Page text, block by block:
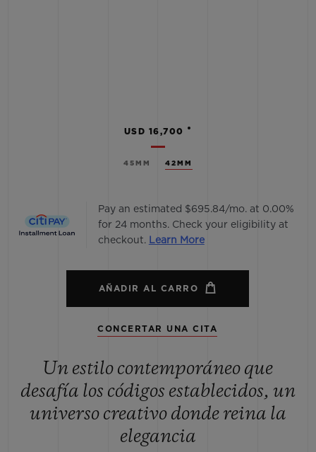
45MM 42MM
USD 16,700 •
Pay an estimated $695.84/mo. at 0.00%
for 24 months. Check your eligibility at
checkout. Learn More
AÑADIR AL CARRO
CONCERTAR UNA CITA
Un estilo contemporáneo que
desafía los códigos establecidos, un
universo creativo donde reina la
elegancia